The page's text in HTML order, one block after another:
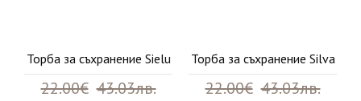
Торба за съхранение Sielu
22.00€ 43.03лв.
Торба за съхранение Silva
22.00€ 43.03лв.